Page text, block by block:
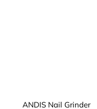
ANDIS Nail Grinder